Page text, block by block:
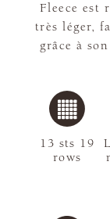
Fleece est
très léger,
grâce à
13 sts 19
rows